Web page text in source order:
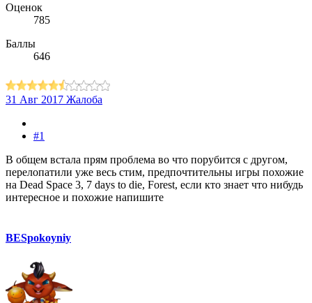
Оценок
785
Баллы
646
31 Авг 2017 Жалоба
#1
В общем встала прям проблема во что порубится с другом,
перелопатили уже весь стим, предпочтительны игры похожие
на Dead Space 3, 7 days to die, Forest, если кто знает что нибудь
интересное и похожие напишите
BESpokoyniy